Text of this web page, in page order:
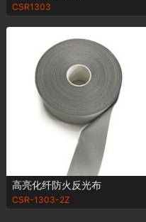
CSR1303
高亮化纤防火反光布
CSR-1303-2Z